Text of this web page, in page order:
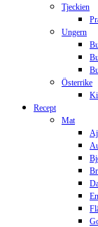
Tjeckien
Ungern
Österrike
Recept
Mat